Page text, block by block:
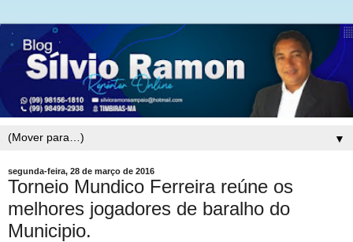
▼
segunda-feira, 28 de março de 2016
Torneio Mundico Ferreira reúne os
melhores jogadores de baralho do
Municipio.